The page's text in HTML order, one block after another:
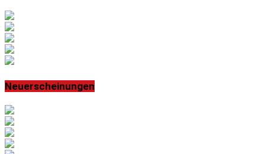
Neuerscheinungen